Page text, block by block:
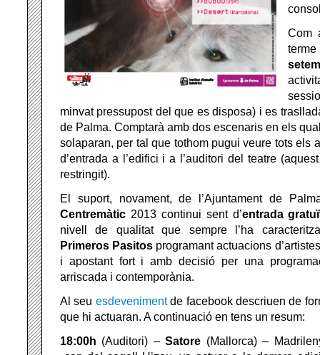
Com
minvat pressupost del que es disposa) i es
de Palma. Comptarà amb dos escenaris en els
solaparan, per tal que tothom pugui veure tots els
d’entrada a l’edifici i a l’auditori del teatre
restringit).
El suport, novament, de l’Ajuntament de
Centremàtic 2013 continui sent d’entrada
nivell de qualitatque sempre l’ha
Primeros Pasitos programant actuacions
i apostant fort i amb decisió per una
arriscada i contemporània.
Al seu esdevenimentde facebook descriuen de
que hi actuaran. A continuació en tens un resum:
18:00h (Auditori) –Satore (Mallorca) –